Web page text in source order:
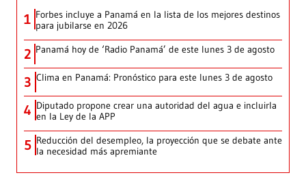
1 Forbes incluye a Panamá en la lista de los mejores destinos
para jubilarse en 2026
2 Panamá hoy de ‘Radio Panamá’ de este lunes 3 de agosto
3 Clima en Panamá: Pronóstico para este lunes 3 de agosto
4 Diputado propone crear una autoridad del agua e incluirla
en la Ley de la APP
5 Reducción del desempleo, la proyección que se debate ante
la necesidad más apremiante